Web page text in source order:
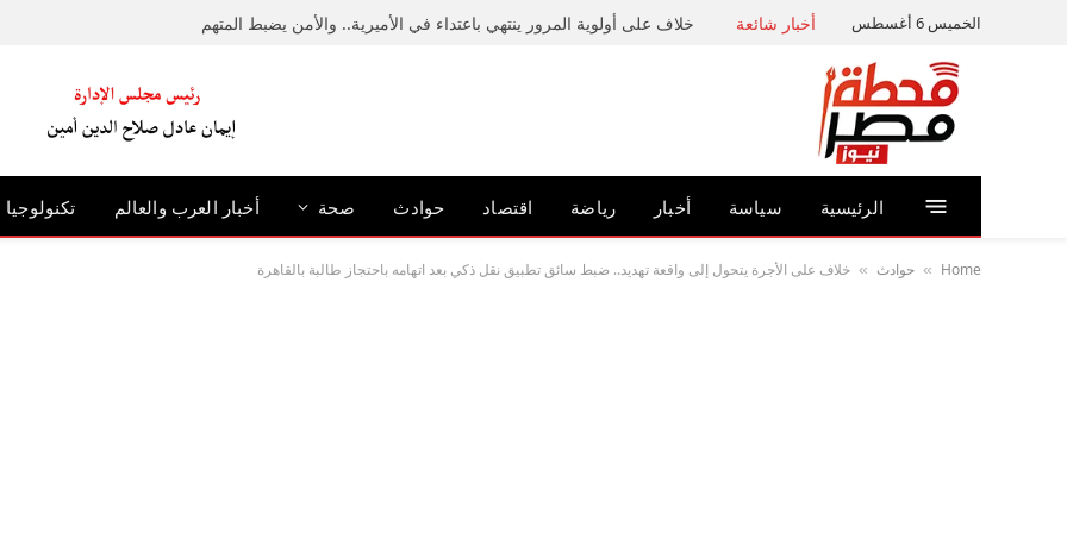
الخميس 6 أغسطس أخبار شائعة خلاف على أولوية المرور ينتهي باعتداء في الأميرية.. والأمن يضبط المتهم
الرئيسية سياسة أخبار رياضة اقتصاد حوادث صحة أخبار العرب والعالم تكنولوجيا
Home
» حوادث » خلاف على الأجرة يتحول إلى واقعة تهديد.. ضبط سائق تطبيق نقل ذكي بعد اتهامه باحتجاز طالبة بالقاهرة